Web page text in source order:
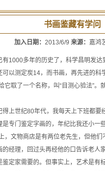
书画鉴藏有学问
加入日期：2013/6/9来源：嘉鸿
1000多年的历史了，科学昌明发
以测定炭14，而书画，再先进的科
取了一个名称，叫“目测心验法”
世纪80年代，我每天上下班都要
专门鉴定字画的，年纪比我还小一
，文物商店是有两位老先生，但他
经理，回过头再经他的口告诉老人
家需要的。但事实上，艺术是有